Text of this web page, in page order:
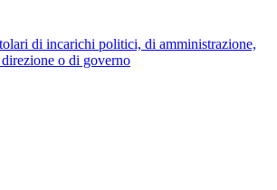
di incarichi politici, di amministrazione,
o di governo